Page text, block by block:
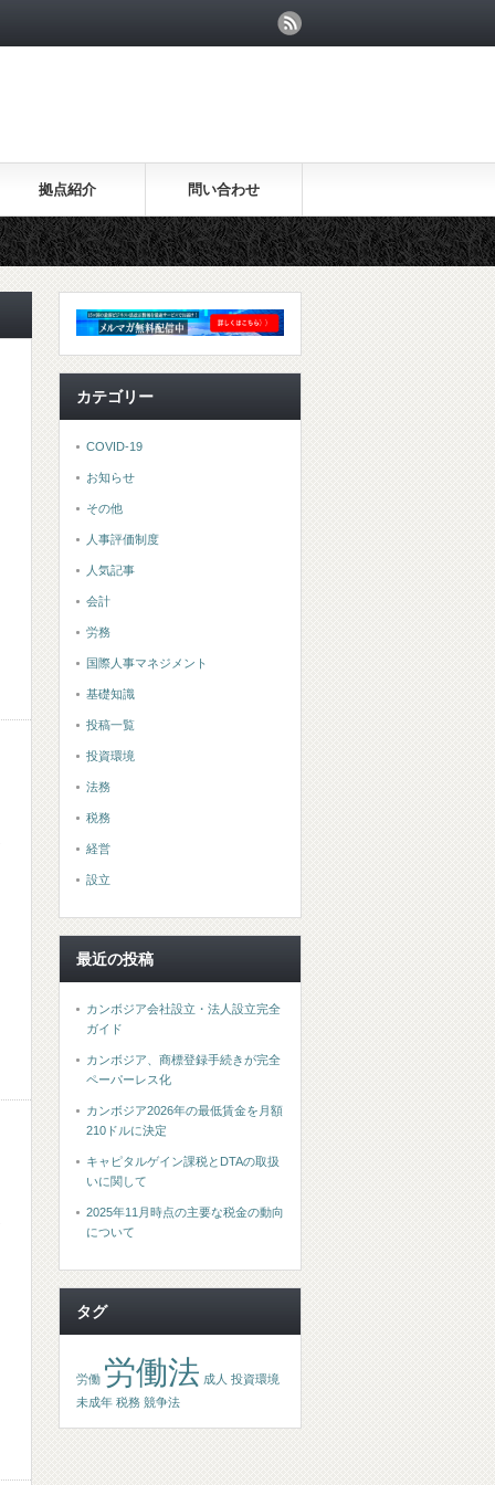
拠点紹介 問い合わせ
カテゴリー
COVID-19
お知らせ
その他
人事評価制度
人気記事
会計
労務
国際人事マネジメント
基礎知識
投稿一覧
投資環境
法務
税務
経営
設立
最近の投稿
カンボジア会社設立・法人設立完全
ガイド
カンボジア、商標登録手続きが完全
ペーパーレス化
カンボジア2026年の最低賃金を月額
210ドルに決定
キャピタルゲイン課税とDTAの取扱
いに関して
2025年11月時点の主要な税金の動向
について
タグ
労働 労働法 成人 投資環境
未成年 税務 競争法